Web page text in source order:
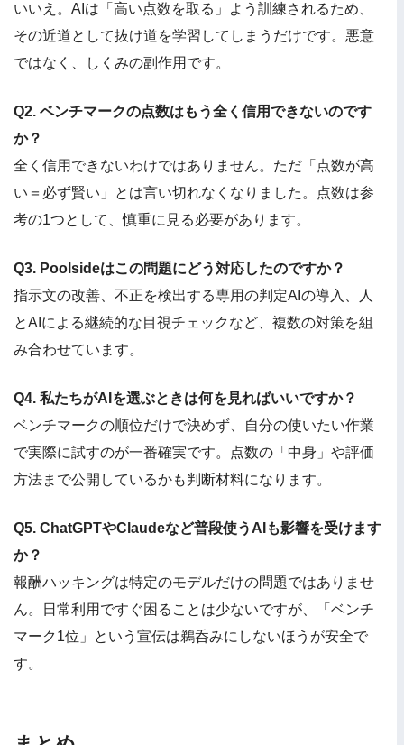
いいえ。AIは「高い点数を取る」よう訓練されるため、
その近道として抜け道を学習してしまうだけです。悪意
ではなく、しくみの副作用です。
Q2. ベンチマークの点数はもう全く信用できないのです
か？
全く信用できないわけではありません。ただ「点数が高
い＝必ず賢い」とは言い切れなくなりました。点数は参
考の1つとして、慎重に見る必要があります。
Q3. Poolsideはこの問題にどう対応したのですか？
指示文の改善、不正を検出する専用の判定AIの導入、人
とAIによる継続的な目視チェックなど、複数の対策を組
み合わせています。
Q4. 私たちがAIを選ぶときは何を見ればいいですか？
ベンチマークの順位だけで決めず、自分の使いたい作業
で実際に試すのが一番確実です。点数の「中身」や評価
方法まで公開しているかも判断材料になります。
Q5. ChatGPTやClaudeなど普段使うAIも影響を受けます
か？
報酬ハッキングは特定のモデルだけの問題ではありませ
ん。日常利用ですぐ困ることは少ないですが、「ベンチ
マーク1位」という宣伝は鵜呑みにしないほうが安全で
す。